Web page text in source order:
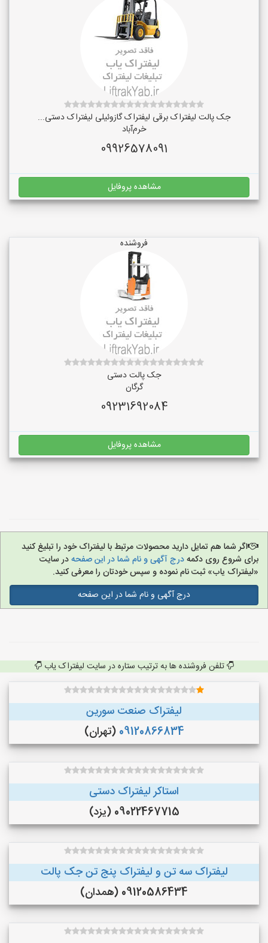
جک پالت لیفتراک برقی لیفتراک گازوئیلی لیفتراک دستی...
خرم‌آباد
09926578091
مشاهده پروفایل
فروشنده
جک پالت دستی
گرگان
09231692084
مشاهده پروفایل
اگر شما هم تمایل دارید محصولات مرتبط با لیفتراک خود را تبلیغ کنید
برای شروع روی دکمهدرج آگهی و نام شما در این صفحهدر سایت
«لیفتراک یاب» ثبت نام نموده و سپس خودتان را معرفی کنید.
درج آگهی و نام شما در این صفحه
تلفن فروشنده ها به ترتیب ستاره در سایت لیفتراک یاب
لیفتراک صنعت سورین
09120866834 (تهران)
استاکر لیفتراک دستی
09022467715 (یزد)
لیفتراک سه تن و لیفتراک پنج تن جک پالت
09120586434 (همدان)